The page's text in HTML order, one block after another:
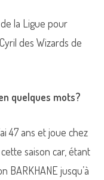
la Ligue pour
des Wizards de
quelques mots?
47 ans et joue chez
saison car, étant
BARKHANE jusqu’à